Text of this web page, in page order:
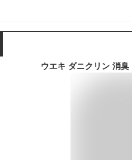
ウエキ ダニクリン 消